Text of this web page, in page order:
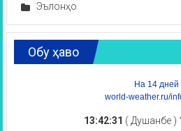
Эълонҳо
Обу ҳаво
На 14 дней
world-weather.ru/
13:42:32 ( Душанбе )